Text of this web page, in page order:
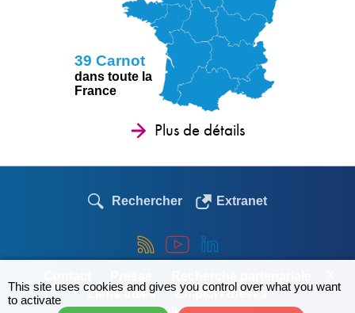
39 Carnot
dans toute la
France
Plus de détails
Rechercher Extranet
Liens utiles
Emploi / thèses
This site uses cookies and gives you control over what you want
to activate